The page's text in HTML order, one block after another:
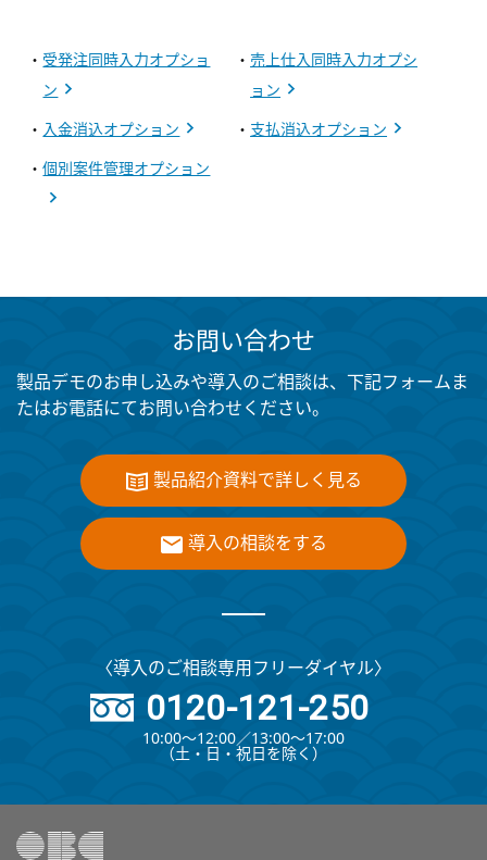
・ 受発注同時入力オプショ
ン
・ 売上仕入同時入力オプシ
ョン
・ 入金消込オプション ・ 支払消込オプション
・個別案件管理オプション
お問い合わせ
製品デモのお申し込みや導入のご相談は、下記フォームま
たはお電話にてお問い合わせください。
製品紹介資料で詳しく見る
導入の相談をする
〈導入のご相談専用フリーダイヤル〉
0120-121-250
10:00～12:00∕13:00～17:00
（⼟・⽇・祝⽇を除く）